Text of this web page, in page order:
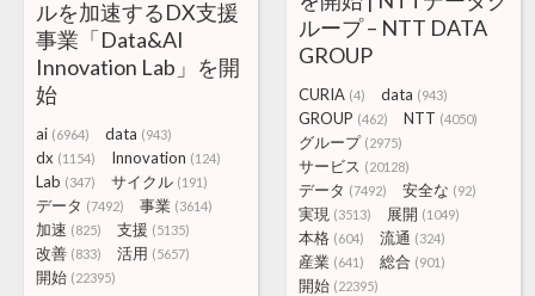
ループ – NTT DATA
GROUP
CURIA (4) data (943)
GROUP (462) NTT (4050)
グループ (2975)
サービス (20128)
データ (7492) 安全な (92)
実現 (3513) 展開 (1049)
本格 (604) 流通 (324)
産業 (641) 総合 (901)
開始 (22395)
ルを加速するDX支援
事業「Data&AI
Innovation Lab」を開
始
ai (6964) data (943)
dx (1154) Innovation (124)
Lab (347) サイクル (191)
データ (7492) 事業 (3614)
加速 (825) 支援 (5135)
改善 (833) 活用 (5657)
開始 (22395)